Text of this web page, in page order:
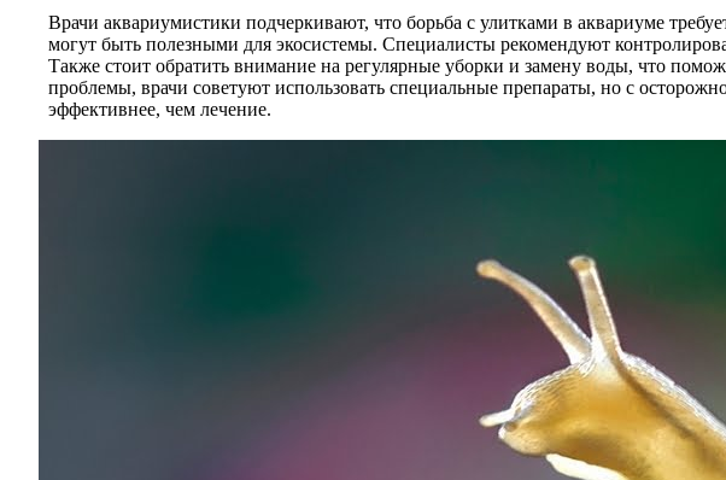
Врачи аквариумистики подчеркивают, что борьба с улитками в аквариуме
могут быть полезными для экосистемы. Специалисты рекомендуют
Также стоит обратить внимание на регулярные уборки и замену воды, что
проблемы, врачи советуют использовать специальные препараты, но с
эффективнее, чем лечение.